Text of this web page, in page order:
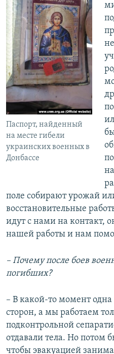
Паспорт, найденный
на месте гибели
украинских военных в
Донбассе
поле собирают урожай
восстановительные
идут с нами на контакт,
нашей работы и нам
– Почему после боев
погибших?
– В какой-то момент
сторон, а мы работаем
подконтрольной
отдавали тела. Но потом
чтобы эвакуацией